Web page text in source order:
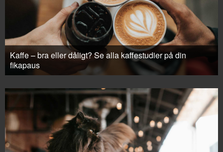
Kaffe – bra eller dåligt? Se alla kaffestudier på din
fikapaus